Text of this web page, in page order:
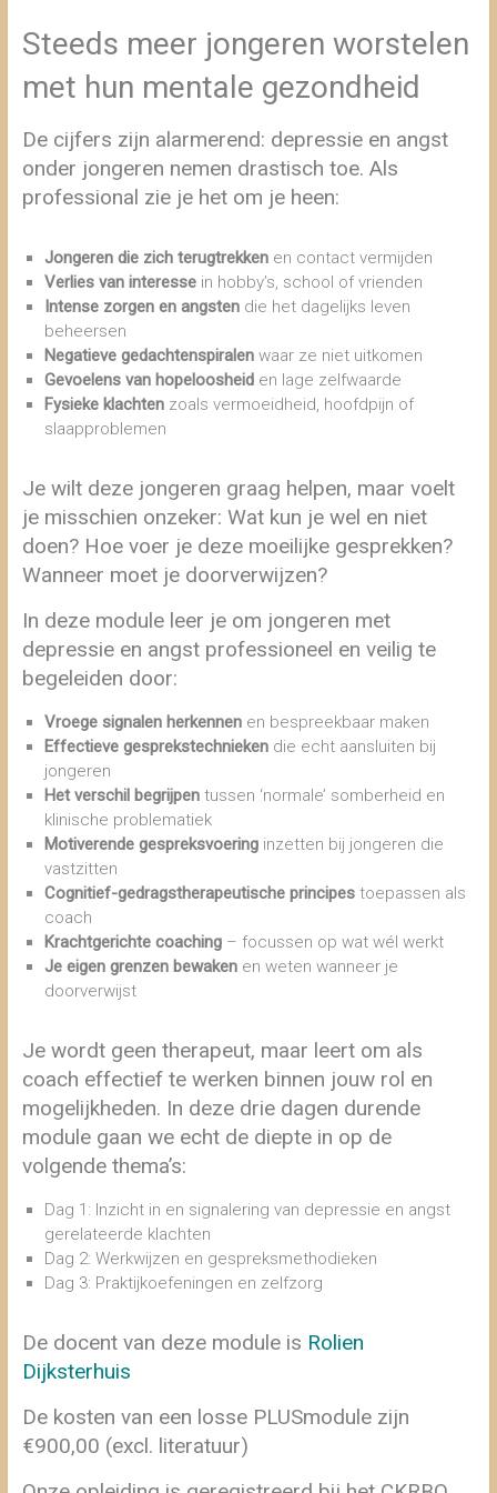
Steeds meer jongeren worstelen
met hun mentale gezondheid
De cijfers zijn alarmerend: depressie en angst
onder jongeren nemen drastisch toe. Als
professional zie je het om je heen:
Jongeren die zich terugtrekkenen contact vermijden
Verlies van interessein hobby’s, school of vrienden
Intense zorgen en angstendie het dagelijks leven
beheersen
Negatieve gedachtenspiralenwaar ze niet uitkomen
Gevoelens van hopeloosheiden lage zelfwaarde
Fysieke klachtenzoals vermoeidheid, hoofdpijn of
slaapproblemen
Je wilt deze jongeren graag helpen, maar voelt
je misschien onzeker: Wat kun je wel en niet
doen? Hoe voer je deze moeilijke gesprekken?
Wanneer moet je doorverwijzen?
In deze module leer je om jongeren met
depressie en angst professioneel en veilig te
begeleiden door:
Vroege signalen herkennenen bespreekbaar maken
Effectieve gesprekstechniekendie echt aansluiten bij
jongeren
Het verschil begrijpentussen ‘normale’ somberheid en
klinische problematiek
Motiverende gespreksvoeringinzetten bij jongeren die
vastzitten
Cognitief-gedragstherapeutische principestoepassen als
coach
Krachtgerichte coaching– focussen op wat wél werkt
Je eigen grenzen bewakenen weten wanneer je
doorverwijst
Je wordt geen therapeut, maar leert om als
coach effectief te werken binnen jouw rol en
mogelijkheden. In deze drie dagen durende
module gaan we echt de diepte in op de
volgende thema’s:
Dag 1: Inzicht in en signalering van depressie en angst
gerelateerde klachten
Dag 2: Werkwijzen en gespreksmethodieken
Dag 3: Praktijkoefeningen en zelfzorg
De docent van deze module is Rolien
Dijksterhuis
De kosten van een losse PLUSmodule zijn
€900,00 (excl. literatuur)